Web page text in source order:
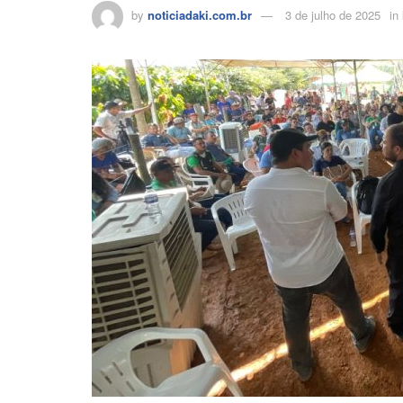
by noticiadaki.com.br 3 de julho de 2025 in